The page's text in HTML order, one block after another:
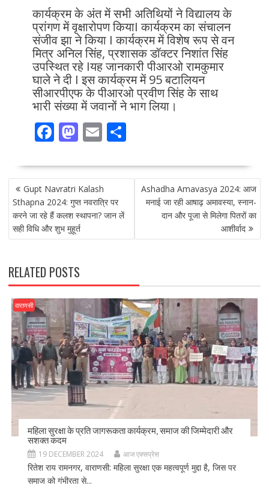
कार्यक्रम के अंत में सभी अतिथियों ने विद्यालय के
प्रांगण में वृक्षारोपण कियाI कार्यक्रम का संचालन
संजीव झा ने किया I कार्यक्रम में विशेष रूप से वन
मित्र अनिल सिंह, प्रशासक डॉक्टर निशांत सिंह
उपस्थित रहे Iयह जानकारी पीआरओ रामकुमार
घाले ने दी I इस कार्यक्रम में 95 बटालियन
सीआरपीएफ के पीआरओ प्रवीण सिंह के साथ
भारी संख्या में जवानों ने भाग लिया।
F
e
b
o
o
k
M
to
d
o
n
E
ai
l
S
ar
POST
NAVIGATION
Gupt Navratri Kalash
Sthapna 2024: गुप्त नवरात्रि पर
करने जा रहे हैं कलश स्थापना? जान लें
सही विधि और शुभ मुहूर्त
Ashadha Amavasya 2024: आज
मनाई जा रही आषाढ़ अमावस्या, स्नान-
दान और पूजा से मिलेगा पितरों का
आशीर्वाद
RELATED POSTS
वाराणसी
महिला सुरक्षा के प्रति जागरूकता कार्यक्रम, समाज की जिम्मेदारी और
सशक्त कदम
19 DECEMBER 2024 आज एक्सप्रेस
रितेश राय रामनगर, वाराणसी: महिला सुरक्षा एक महत्वपूर्ण मुद्दा है, जिस पर
समाज को गंभीरता से...